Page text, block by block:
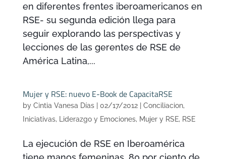
en diferentes frentes iberoamericanos en
RSE- su segunda edición llega para
seguir explorando las perspectivas y
lecciones de las gerentes de RSE de
América Latina,...
Mujer y RSE: nuevo E-Book de CapacitaRSE
by Cintia Vanesa Días| 02/17/2012| Conciliacion,
Iniciativas, Liderazgo y Emociones, Mujer y RSE, RSE
La ejecución de RSE en Iberoamérica